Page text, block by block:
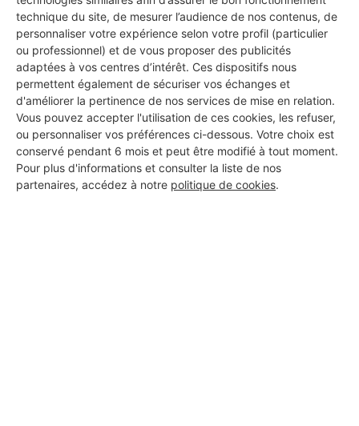
technique du site, de mesurer l’audience de nos contenus, de
personnaliser votre expérience selon votre profil (particulier
ou professionnel) et de vous proposer des publicités
adaptées à vos centres d’intérêt. Ces dispositifs nous
permettent également de sécuriser vos échanges et
d'améliorer la pertinence de nos services de mise en relation.
Vous pouvez accepter l'utilisation de ces cookies, les refuser,
ou personnaliser vos préférences ci-dessous. Votre choix est
conservé pendant 6 mois et peut être modifié à tout moment.
Pour plus d'informations et consulter la liste de nos
partenaires, accédez à notre politique de cookies.
DEMANDER UN DEVIS